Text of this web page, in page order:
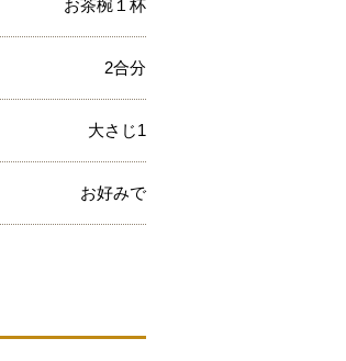
お茶椀１杯
2合分
大さじ1
お好みで